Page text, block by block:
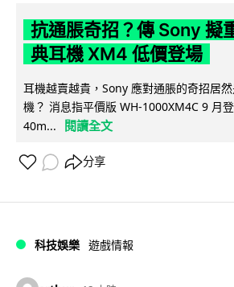
抗通脹奇招？傳 Sony 擬
典耳機 XM4 低價登場
耳機越賣越貴，Sony 應對通脹的奇招居
機？ 消息指平價版 WH-1000XM4C 9 月
40m...
閱讀全文
分享
科技娛樂 遊戲情報